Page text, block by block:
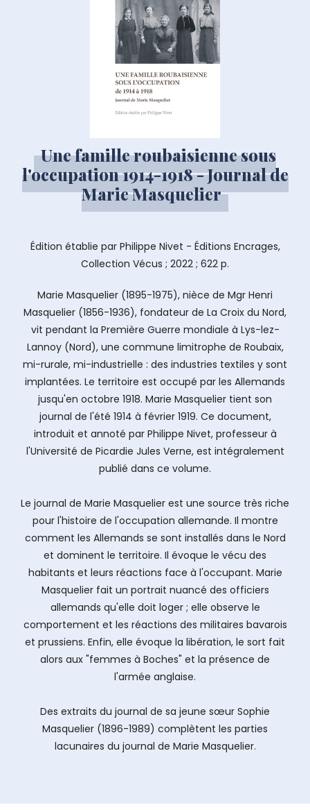
Une famille roubaisienne sous
l'occupation 1914-1918 - Journal de
Marie Masquelier
Édition établie par Philippe Nivet - Éditions Encrages,
Collection Vécus ; 2022 ; 622 p.
Marie Masquelier (1895-1975), nièce de Mgr Henri
Masquelier (1856-1936), fondateur de La Croix du Nord,
vit pendant la ­Première Guerre mondiale à Lys-lez-
Lannoy (Nord), une commune limitrophe de Roubaix,
mi-rurale, mi-industrielle : des industries textiles y sont
implantées. Le territoire est occupé par les Allemands
jusqu'en octobre 1918. Marie Masquelier tient son
journal de l'été 1914 à février 1919. Ce document,
introduit et annoté par Philippe Nivet, professeur à
l'Université de Picardie Jules Verne, est intégralement
publié dans ce volume.
Le journal de Marie Masquelier est une source très riche
pour l'histoire de l'occupation allemande. Il montre
comment les Allemands se sont installés dans le Nord
et dominent le territoire. Il évoque le vécu des
habitants et leurs réactions face à l'occupant. Marie
Masquelier fait un portrait nuancé des officiers
allemands qu'elle doit loger ; elle observe le
comportement et les réactions des militaires bavarois
et prussiens. Enfin, elle évoque la libération, le sort fait
alors aux "femmes à Boches" et la présence de
l'armée anglaise.
Des extraits du journal de sa jeune sœur Sophie
Masquelier (1896-1989) complètent les parties
lacunaires du journal de Marie Masquelier.